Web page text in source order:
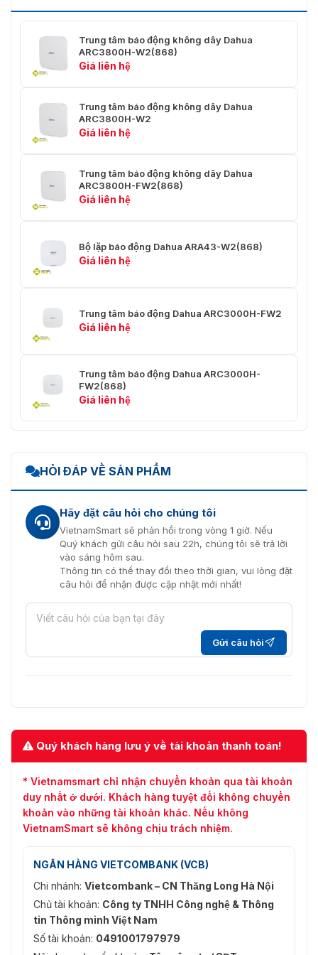
nhập:
Máy dò PIR - Có
Quản lý người
dùng:
Hub - 33 người dùng trong ứng
dụng (31 người dùng thông
Tạp chí: Hub - Lên tới 5.000 mục
°C đến +65 °C (trong nhà)
Giao thức truyền
cảm biến:
Máy dò cửa - Máy dò tiếp xúc /
Độ nhạy của máy
dò PIR:
Phạm vi phát hiện
máy dò PIR:
12 m (90°) với chiều cao lắp đặt
Tốc độ phát hiện
chuyển của máy dò
< 40mm
Máy dò PIR cấp độ
miễn dịch động vật:
≤ 18kg
Mức kháng ánh
sáng trắng của
máy dò PIR:
6500 lx
Tính thường xuyên:
Giới hạn ở 25 mW
không gian mở
Lên đến 900 m trong không gian
mở
Máy dò cửa:
Lên đến 1.200 m trong không
gian mở
gian mở
Chế độ mã hóa: AES128
Nguồn điện:
Hub 100-240 VAC, 50/60 HZ /
Cảm biến cửa - Pin CR123A /
Trung tâm báo động không dây Dahua
ARC3800H-W2(868)
Giá liên hệ
Trung tâm báo động không dây Dahua
ARC3800H-W2
Giá liên hệ
Trung tâm báo động không dây Dahua
ARC3800H-FW2(868)
Giá liên hệ
Bộ lặp báo động Dahua ARA43-W2(868)
Giá liên hệ
Trung tâm báo động Dahua ARC3000H-FW2
Giá liên hệ
Trung tâm báo động Dahua ARC3000H-
FW2(868)
Giá liên hệ
HỎI ĐÁP VỀ SẢN PHẨM
Hãy đặt câu hỏi cho chúng tôi
VietnamSmart sẽ phản hồi trong vòng 1 giờ. Nếu
Quý khách gửi câu hỏi sau 22h, chúng tôi sẽ trả lời
vào sáng hôm sau.
Thông tin có thể thay đổi theo thời gian, vui lòng đặt
câu hỏi để nhận được cập nhật mới nhất!
Gửi câu hỏi
Quý khách hàng lưu ý về tài khoản thanh toán!
* Vietnamsmart chỉ nhận chuyển khoản qua tài khoản
duy nhất ở dưới. Khách hàng tuyệt đối không chuyển
khoản vào những tài khoản khác. Nếu không
VietnamSmart sẽ không chịu trách nhiệm.
NGÂN HÀNG VIETCOMBANK (VCB)
Chi nhánh: Vietcombank – CN Thăng Long Hà Nội
Chủ tài khoản: Công ty TNHH Công nghệ & Thông
tin Thông minh Việt Nam
Số tài khoản: 0491001797979